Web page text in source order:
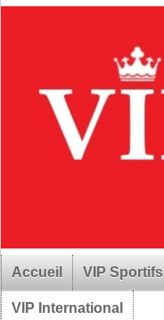
Accueil VIP Sportifs
VIP International